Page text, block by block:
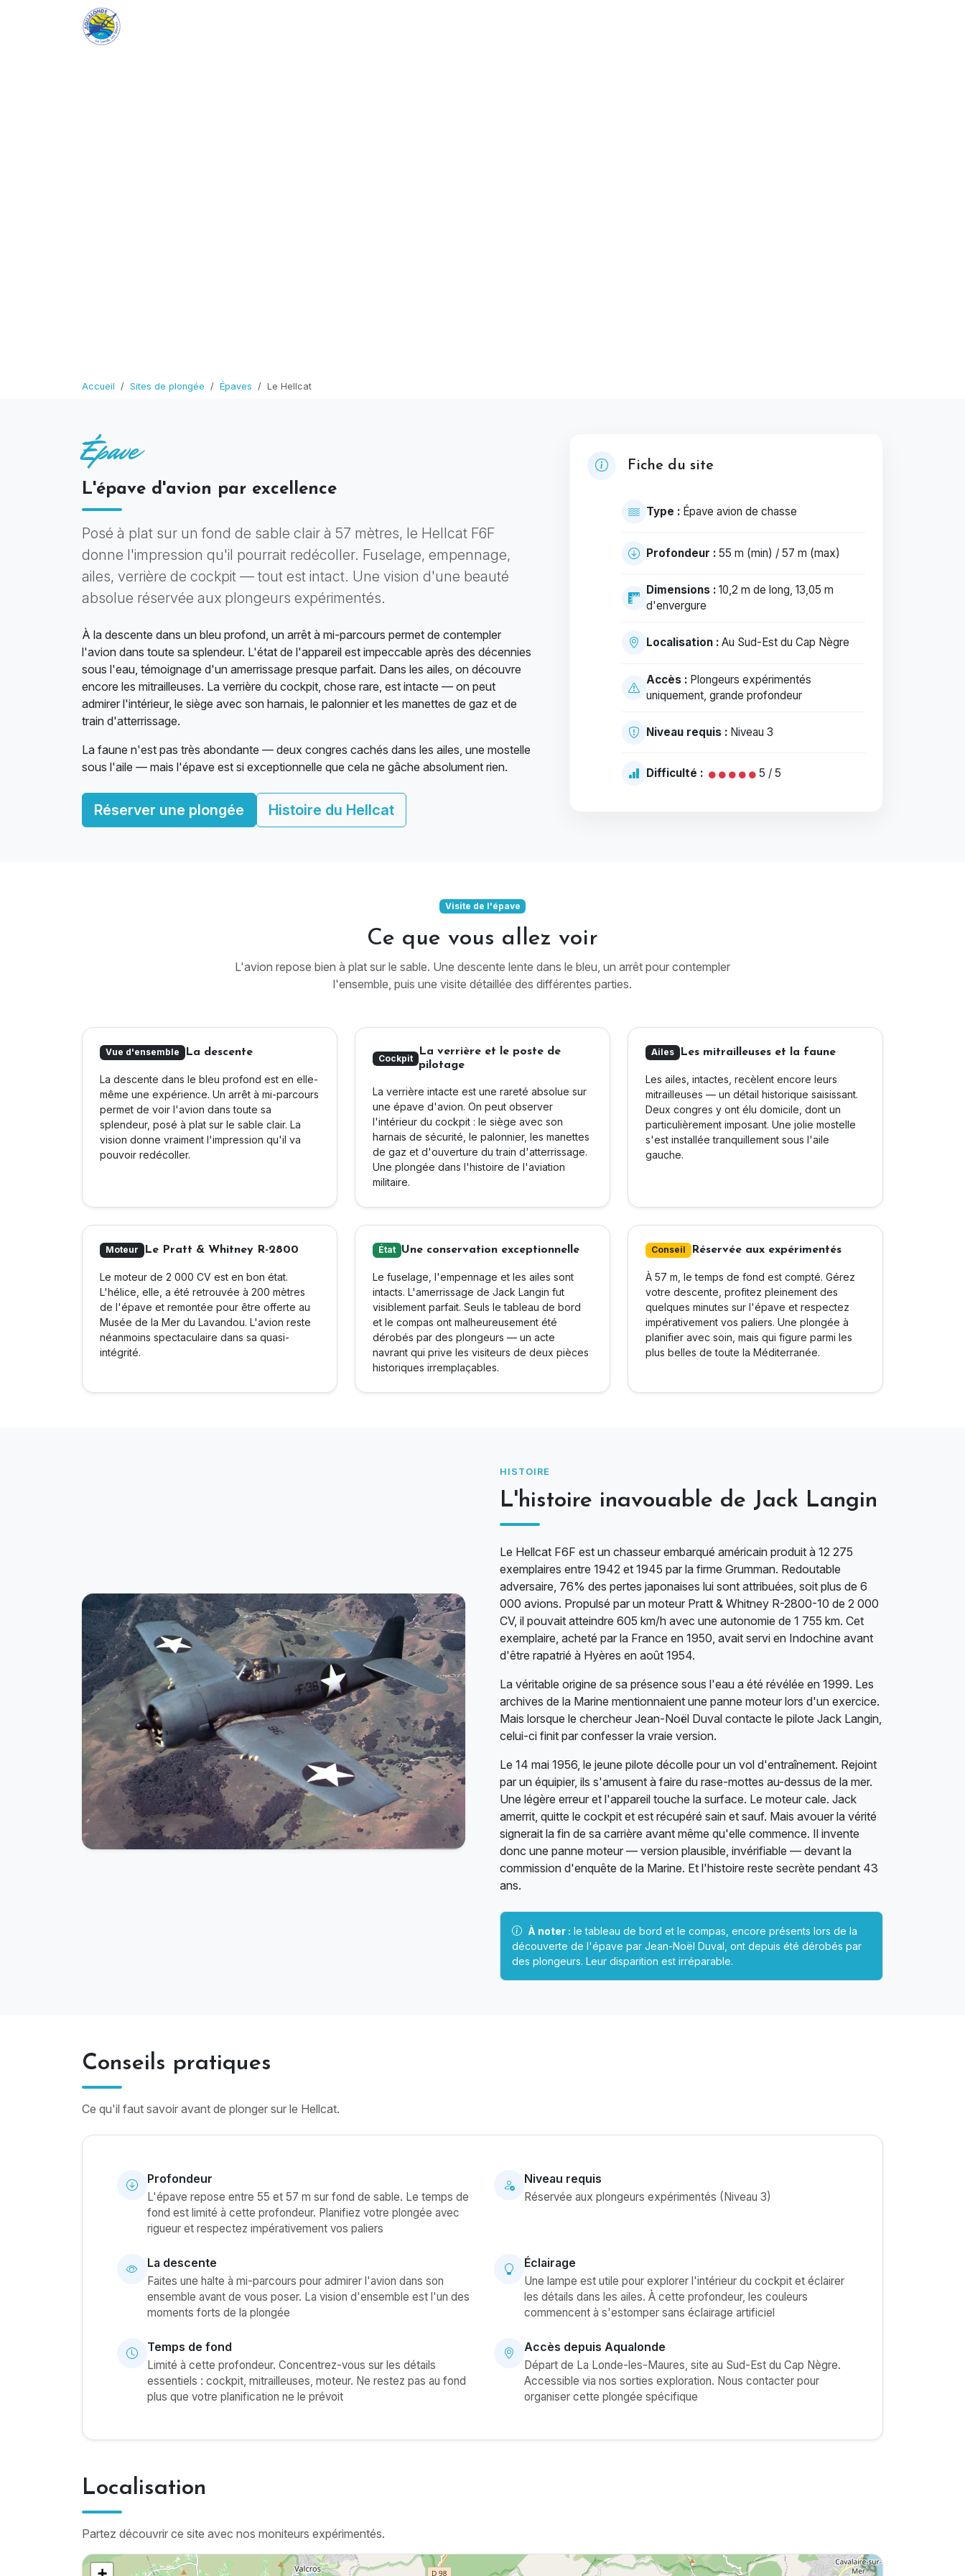
Accueil Sites de plongée Épaves Le Hellcat
Épave
L'épave d'avion par excellence
Posé à plat sur un fond de sable clair à 57 mètres, le Hellcat F6F
donne l'impression qu'il pourrait redécoller. Fuselage, empennage,
ailes, verrière de cockpit — tout est intact. Une vision d'une beauté
absolue réservée aux plongeurs expérimentés.
À la descente dans un bleu profond, un arrêt à mi-parcours permet de contempler
l'avion dans toute sa splendeur. L'état de l'appareil est impeccable après des décennies
sous l'eau, témoignage d'un amerrissage presque parfait. Dans les ailes, on découvre
encore les mitrailleuses. La verrière du cockpit, chose rare, est intacte — on peut
admirer l'intérieur, le siège avec son harnais, le palonnier et les manettes de gaz et de
train d'atterrissage.
La faune n'est pas très abondante — deux congres cachés dans les ailes, une mostelle
sous l'aile — mais l'épave est si exceptionnelle que cela ne gâche absolument rien.
Réserver une plongée Histoire du Hellcat
Fiche du site
Type : Épave avion de chasse
Profondeur : 55 m (min) / 57 m (max)
Dimensions : 10,2 m de long, 13,05 m
d'envergure
Localisation : Au Sud-Est du Cap Nègre
Accès : Plongeurs expérimentés
uniquement, grande profondeur
Niveau requis : Niveau 3
Difficulté : 5 / 5
Visite de l'épave
Ce que vous allez voir
L'avion repose bien à plat sur le sable. Une descente lente dans le bleu, un arrêt pour contempler
l'ensemble, puis une visite détaillée des différentes parties.
Vue d'ensemble La descente
La descente dans le bleu profond est en elle-
même une expérience. Un arrêt à mi-parcours
permet de voir l'avion dans toute sa
splendeur, posé à plat sur le sable clair. La
vision donne vraiment l'impression qu'il va
pouvoir redécoller.
Cockpit
La verrière et le poste de
pilotage
La verrière intacte est une rareté absolue sur
une épave d'avion. On peut observer
l'intérieur du cockpit : le siège avec son
harnais de sécurité, le palonnier, les manettes
de gaz et d'ouverture du train d'atterrissage.
Une plongée dans l'histoire de l'aviation
militaire.
Ailes Les mitrailleuses et la faune
Les ailes, intactes, recèlent encore leurs
mitrailleuses — un détail historique saisissant.
Deux congres y ont élu domicile, dont un
particulièrement imposant. Une jolie mostelle
s'est installée tranquillement sous l'aile
gauche.
Moteur Le Pratt & Whitney R-2800
Le moteur de 2 000 CV est en bon état.
L'hélice, elle, a été retrouvée à 200 mètres
de l'épave et remontée pour être offerte au
Musée de la Mer du Lavandou. L'avion reste
néanmoins spectaculaire dans sa quasi-
intégrité.
État Une conservation exceptionnelle
Le fuselage, l'empennage et les ailes sont
intacts. L'amerrissage de Jack Langin fut
visiblement parfait. Seuls le tableau de bord
et le compas ont malheureusement été
dérobés par des plongeurs — un acte
navrant qui prive les visiteurs de deux pièces
historiques irremplaçables.
Conseil Réservée aux expérimentés
À 57 m, le temps de fond est compté. Gérez
votre descente, profitez pleinement des
quelques minutes sur l'épave et respectez
impérativement vos paliers. Une plongée à
planifier avec soin, mais qui figure parmi les
plus belles de toute la Méditerranée.
HISTOIRE
L'histoire inavouable de Jack Langin
Le Hellcat F6F est un chasseur embarqué américain produit à 12 275
exemplaires entre 1942 et 1945 par la firme Grumman. Redoutable
adversaire, 76% des pertes japonaises lui sont attribuées, soit plus de 6
000 avions. Propulsé par un moteur Pratt & Whitney R-2800-10 de 2 000
CV, il pouvait atteindre 605 km/h avec une autonomie de 1 755 km. Cet
exemplaire, acheté par la France en 1950, avait servi en Indochine avant
d'être rapatrié à Hyères en août 1954.
La véritable origine de sa présence sous l'eau a été révélée en 1999. Les
archives de la Marine mentionnaient une panne moteur lors d'un exercice.
Mais lorsque le chercheur Jean-Noël Duval contacte le pilote Jack Langin,
celui-ci finit par confesser la vraie version.
Le 14 mai 1956, le jeune pilote décolle pour un vol d'entraînement. Rejoint
par un équipier, ils s'amusent à faire du rase-mottes au-dessus de la mer.
Une légère erreur et l'appareil touche la surface. Le moteur cale. Jack
amerrit, quitte le cockpit et est récupéré sain et sauf. Mais avouer la vérité
signerait la fin de sa carrière avant même qu'elle commence. Il invente
donc une panne moteur — version plausible, invérifiable — devant la
commission d'enquête de la Marine. Et l'histoire reste secrète pendant 43
ans.
À noter : le tableau de bord et le compas, encore présents lors de la
découverte de l'épave par Jean-Noël Duval, ont depuis été dérobés par
des plongeurs. Leur disparition est irréparable.
Conseils pratiques
Ce qu'il faut savoir avant de plonger sur le Hellcat.
Profondeur
L'épave repose entre 55 et 57 m sur fond de sable. Le temps de
fond est limité à cette profondeur. Planifiez votre plongée avec
rigueur et respectez impérativement vos paliers
Niveau requis
Réservée aux plongeurs expérimentés (Niveau 3)
La descente
Faites une halte à mi-parcours pour admirer l'avion dans son
ensemble avant de vous poser. La vision d'ensemble est l'un des
moments forts de la plongée
Éclairage
Une lampe est utile pour explorer l'intérieur du cockpit et éclairer
les détails dans les ailes. À cette profondeur, les couleurs
commencent à s'estomper sans éclairage artificiel
Temps de fond
Limité à cette profondeur. Concentrez-vous sur les détails
essentiels : cockpit, mitrailleuses, moteur. Ne restez pas au fond
plus que votre planification ne le prévoit
Accès depuis Aqualonde
Départ de La Londe-les-Maures, site au Sud-Est du Cap Nègre.
Accessible via nos sorties exploration. Nous contacter pour
organiser cette plongée spécifique
Localisation
Partez découvrir ce site avec nos moniteurs expérimentés.